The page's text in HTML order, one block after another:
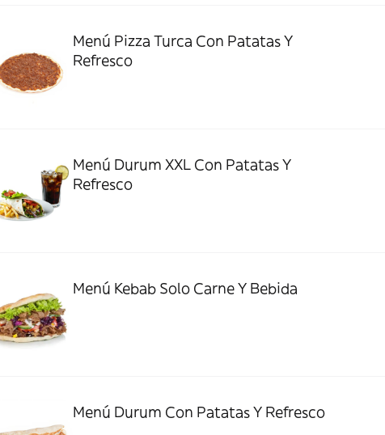
Menú Pizza Turca Con Patatas Y
Refresco
Menú Durum XXL Con Patatas Y
Refresco
Menú Kebab Solo Carne Y Bebida
Menú Durum Con Patatas Y Refresco